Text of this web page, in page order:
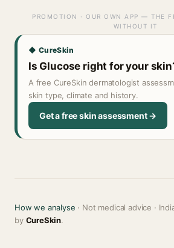
PROMOTION · OUR OWN APP — THE
WITHOUT IT
◆ CureSkin
Is Glucose right for your
A free CureSkin dermatologist
skin type, climate and history.
Get a free skin assessment →
How we analyse · Not medical advice ·
by CureSkin.